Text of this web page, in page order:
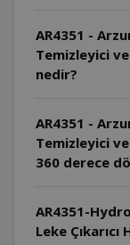
AR4351 -
Temizleyici ve
nedir?
AR4351 -
Temizleyici ve
360 derece
AR4351-
Leke Çıkarıcı